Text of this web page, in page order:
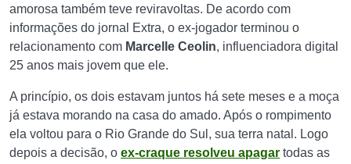
amorosa também teve reviravoltas. De acordo com
informações do jornal Extra, o ex-jogador terminou o
relacionamento com Marcelle Ceolin, influenciadora digital
25 anos mais jovem que ele.
A princípio, os dois estavam juntos há sete meses e a moça
já estava morando na casa do amado. Após o rompimento
ela voltou para o Rio Grande do Sul, sua terra natal. Logo
depois a decisão, o ex-craque resolveu apagar todas as